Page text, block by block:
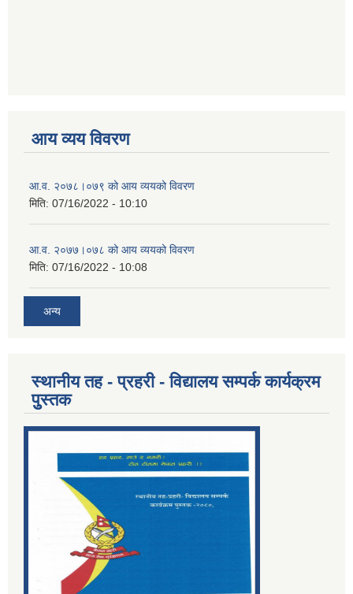
आय व्यय विवरण
आ.व. २०७८।०७९ को आय व्ययको विवरण
मिति: 07/16/2022 - 10:10
आ.व. २०७७।०७८ को आय व्ययको विवरण
मिति: 07/16/2022 - 10:08
अन्य
स्थानीय तह - प्रहरी - विद्यालय सम्पर्क कार्यक्रम
पुुस्तक